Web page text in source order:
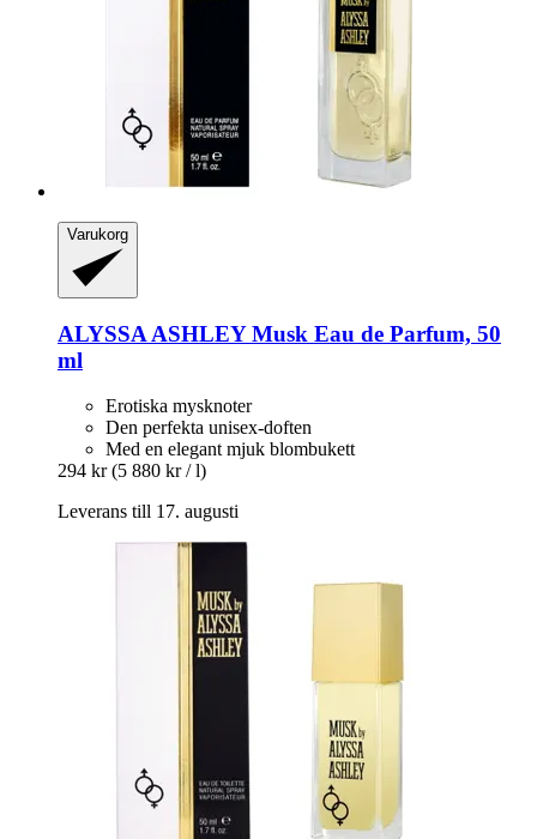
Varukorg
ALYSSA ASHLEYMusk Eau de Parfum, 50
ml
Erotiska mysknoter
Den perfekta unisex-doften
Med en elegant mjuk blombukett
294 kr (5 880 kr / l)
Leverans till 17. augusti